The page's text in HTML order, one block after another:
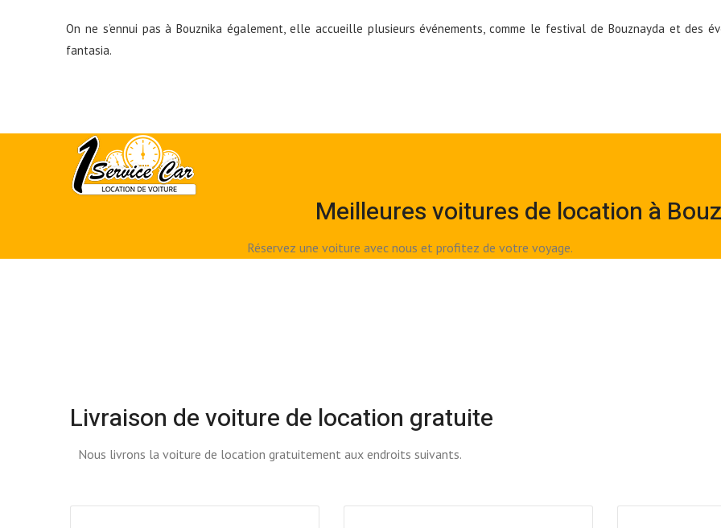
On ne s’ennui pas à Bouznika également, elle accueille plusieurs événements, comme le festival de Bouznayda et
fantasia.
Meilleures voitures de location à
Réservez une voiture avec nous et profitez de votre voyage.
Livraison de voiture de location gratuite
Nous livrons la voiture de location gratuitement aux endroits suivants.